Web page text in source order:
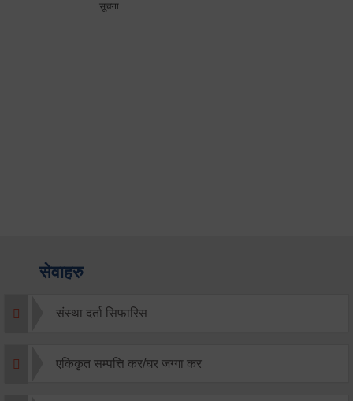
सूचना
सेवाहरु
संस्था दर्ता सिफारिस
एकिकृत सम्पत्ति कर/घर जग्गा कर